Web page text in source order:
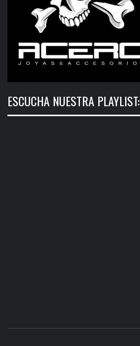
ESCUCHA NUESTRA PLAYLIST: